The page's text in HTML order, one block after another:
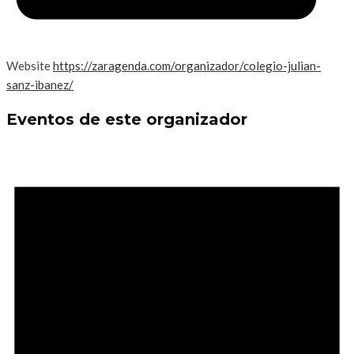
Websitehttps://zaragenda.com/organizador/colegio-julian-
sanz-ibanez/
Eventos de este organizador